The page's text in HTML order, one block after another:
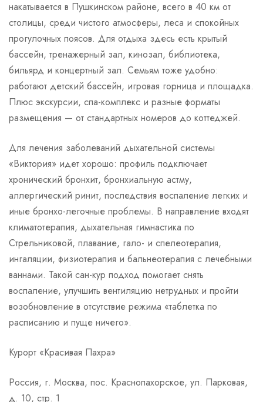
накатывается в Пушкинском районе, всего в 40 км от
столицы, среди чистого атмосферы, леса и спокойных
прогулочных поясов. Для отдыха здесь есть крытый
бассейн, тренажерный зал, кинозал, библиотека,
бильярд и концертный зал. Семьям тоже удобно:
работают детский бассейн, игровая горница и площадка.
Плюс экскурсии, спа-комплекс и разные форматы
размещения — от стандартных номеров до коттеджей.
Для лечения заболеваний дыхательной системы
«Виктория» идет хорошо: профиль подключает
хронический бронхит, бронхиальную астму,
аллергический ринит, последствия воспаление легких и
иные бронхо-легочные проблемы. В направление входят
климатотерапия, дыхательная гимнастика по
Стрельниковой, плавание, гало- и спелеотерапия,
ингаляции, физиотерапия и бальнеотерапия с лечебными
ваннами. Такой сан-кур подход помогает снять
воспаление, улучшить вентиляцию нетрудных и пройти
возобновление в отсутствие режима «таблетка по
расписанию и пуще ничего».
Курорт «Красивая Пахра»
Россия, г. Москва, пос. Краснопахорское, ул. Парковая,
д. 10, стр. 1